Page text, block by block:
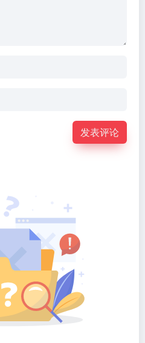
发表评论